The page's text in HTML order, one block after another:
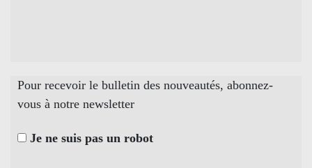
Pour recevoir le bulletin des nouveautés, abonnez-
vous à notre newsletter
Je ne suis pas un robot